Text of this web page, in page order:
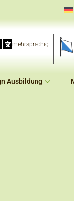
mehrsprachig
Ausbildung